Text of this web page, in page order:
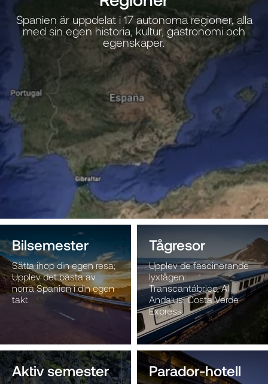
Spanien är uppdelat i 17 autonoma regioner, alla
med sin egen historia, kultur, gastronomi och
egenskaper.
Bilsemester
Sätta ihop din egen resa;
Upplev det bästa av
norra Spanien i din egen
takt
Tågresor
Upplev de fascinerande
lyxtågen:
Transcantábrico, Al
Andalus, Costa Verde
Express.
Aktiv semester Parador-hotell